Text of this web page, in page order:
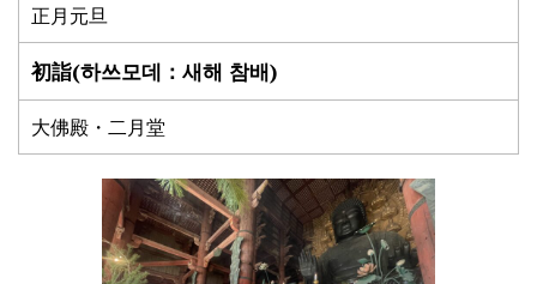
正月元旦
初詣(하쓰모데：새해 참배)
大佛殿・二月堂